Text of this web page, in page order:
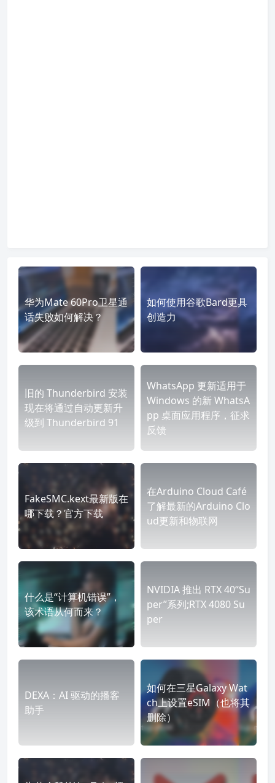
华为Mate 60Pro卫星通
话失败如何解决？
如何使用谷歌Bard更具
创造力
旧的 Thunderbird 安装
现在将通过自动更新升
级到 Thunderbird 91
WhatsApp 更新适用于
Windows 的新 WhatsA
pp 桌面应用程序，征求
反馈
FakeSMC.kext最新版在
哪下载？官方下载
在Arduino Cloud Café
了解最新的Arduino Clo
ud更新和物联网
什么是“计算机错误”，
该术语从何而来？
NVIDIA 推出 RTX 40“Su
per”系列;RTX 4080 Su
per
DEXA：AI 驱动的播客
助手
如何在三星Galaxy Wat
ch上设置eSIM（也将其
删除）